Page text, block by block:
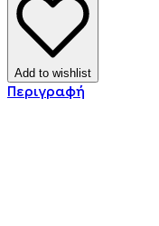
Add to wishlist
Περιγραφή